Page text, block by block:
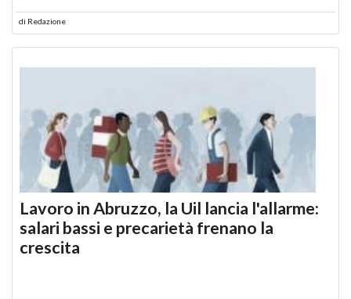
di Redazione
Lavoro in Abruzzo, la Uil lancia l'allarme:
salari bassi e precarietà frenano la
crescita